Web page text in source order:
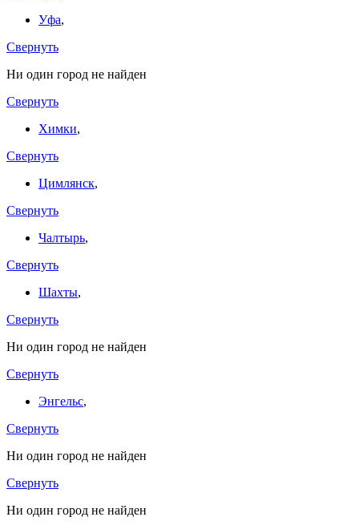
Уфа,
Свернуть
Ни один город не найден
Свернуть
Химки,
Свернуть
Цимлянск,
Свернуть
Чалтырь,
Свернуть
Шахты,
Свернуть
Ни один город не найден
Свернуть
Энгельс,
Свернуть
Ни один город не найден
Свернуть
Ни один город не найден